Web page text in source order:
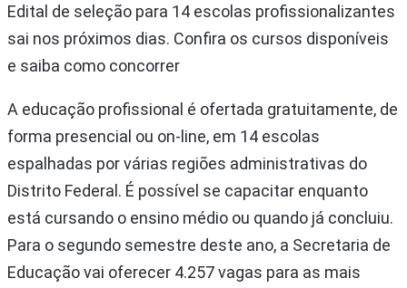
Edital de seleção para 14 escolas profissionalizantes
sai nos próximos dias. Confira os cursos disponíveis
e saiba como concorrer
A educação profissional é ofertada gratuitamente, de
forma presencial ou on-line, em 14 escolas
espalhadas por várias regiões administrativas do
Distrito Federal. É possível se capacitar enquanto
está cursando o ensino médio ou quando já concluiu.
Para o segundo semestre deste ano, a Secretaria de
Educação vai oferecer 4.257 vagas para as mais